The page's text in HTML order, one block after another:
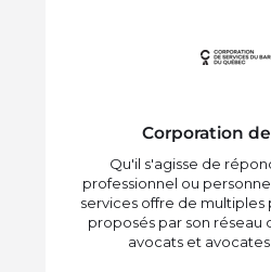
Corporation
Qu'il s'agisse de
professionnel ou
services offre de multiples
proposés par son réseau
avocats et